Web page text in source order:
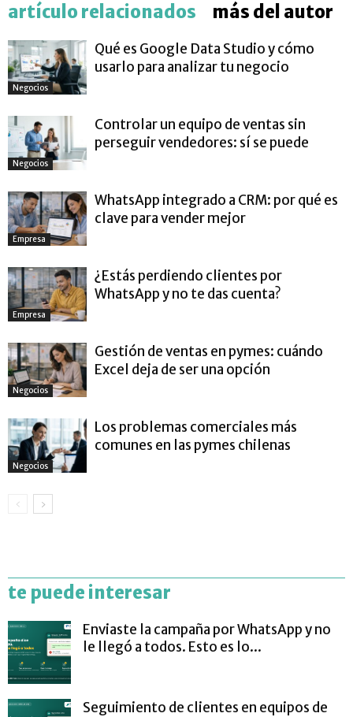
artículo relacionados más del autor
Negocios
Qué es Google Data Studio y cómo
usarlo para analizar tu negocio
Negocios
Controlar un equipo de ventas sin
perseguir vendedores: sí se puede
Empresa
WhatsApp integrado a CRM: por qué es
clave para vender mejor
Empresa
¿Estás perdiendo clientes por
WhatsApp y no te das cuenta?
Negocios
Gestión de ventas en pymes: cuándo
Excel deja de ser una opción
Negocios
Los problemas comerciales más
comunes en las pymes chilenas
te puede interesar
Enviaste la campaña por WhatsApp y no
le llegó a todos. Esto es lo...
Seguimiento de clientes en equipos de